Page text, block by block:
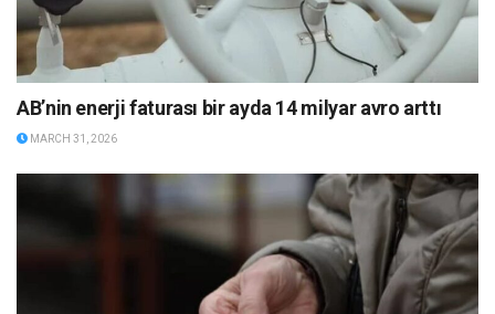
AB’nin enerji faturası bir ayda 14 milyar avro arttı
MARCH 31, 2026